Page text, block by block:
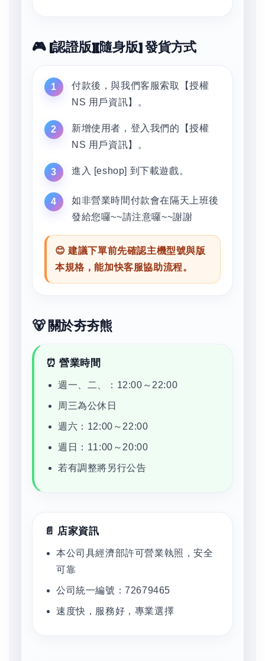
🎮 [認證版][隨身版] 發貨方式
付款後，與我們客服索取【授權
NS 用戶資訊】。
新增使用者，登入我們的【授權
NS 用戶資訊】。
進入 [eshop] 到下載遊戲。
如非營業時間付款會在隔天上班後
發給您囉~~請注意囉~~謝謝
😊 建議下單前先確認主機型號與版
本規格，能加快客服協助流程。
🐻 關於夯夯熊
⏰ 營業時間
週一、二、：12:00～22:00
周三為公休日
週六：12:00～22:00
週日：11:00～20:00
若有調整將另行公告
📄 店家資訊
本公司具經濟部許可營業執照，安全
可靠
公司統一編號：72679465
速度快，服務好，專業選擇